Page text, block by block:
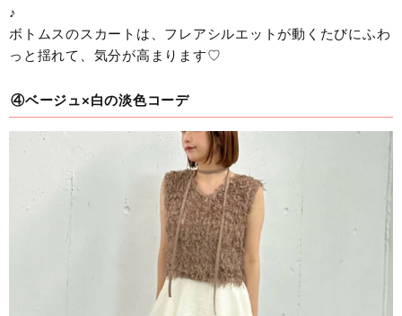
♪
ボトムスのスカートは、フレアシルエットが動くたびにふわ
っと揺れて、気分が高まります♡
④ベージュ×白の淡色コーデ